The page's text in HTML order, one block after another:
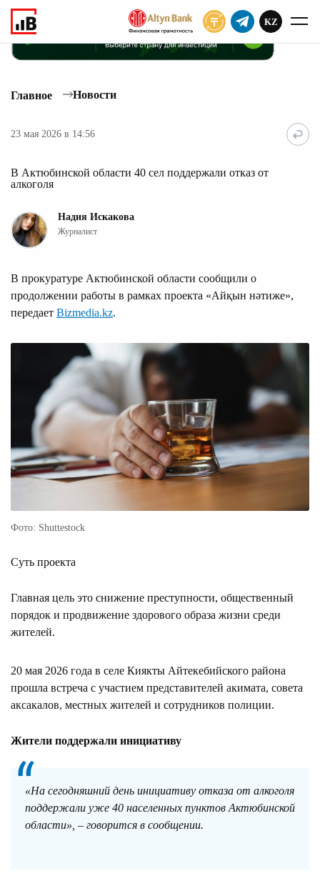
KZ
Главное Новости
23 мая 2026 в 14:56
В Актюбинской области 40 сел поддержали отказ от
алкоголя
Надия Искакова
Журналист
В прокуратуре Актюбинской области сообщили о
продолжении работы в рамках проекта «Айқын нәтиже»,
передает Bizmedia.kz.
Фото: Shuttestock
Суть проекта
Главная цель это снижение преступности, общественный
порядок и продвижение здорового образа жизни среди
жителей.
20 мая 2026 года в селе Киякты Айтекебийского района
прошла встреча с участием представителей акимата, совета
аксакалов, местных жителей и сотрудников полиции.
Жители поддержали инициативу
«На сегодняшний день инициативу отказа от алкоголя
поддержали уже 40 населенных пунктов Актюбинской
области», – говорится в сообщении.